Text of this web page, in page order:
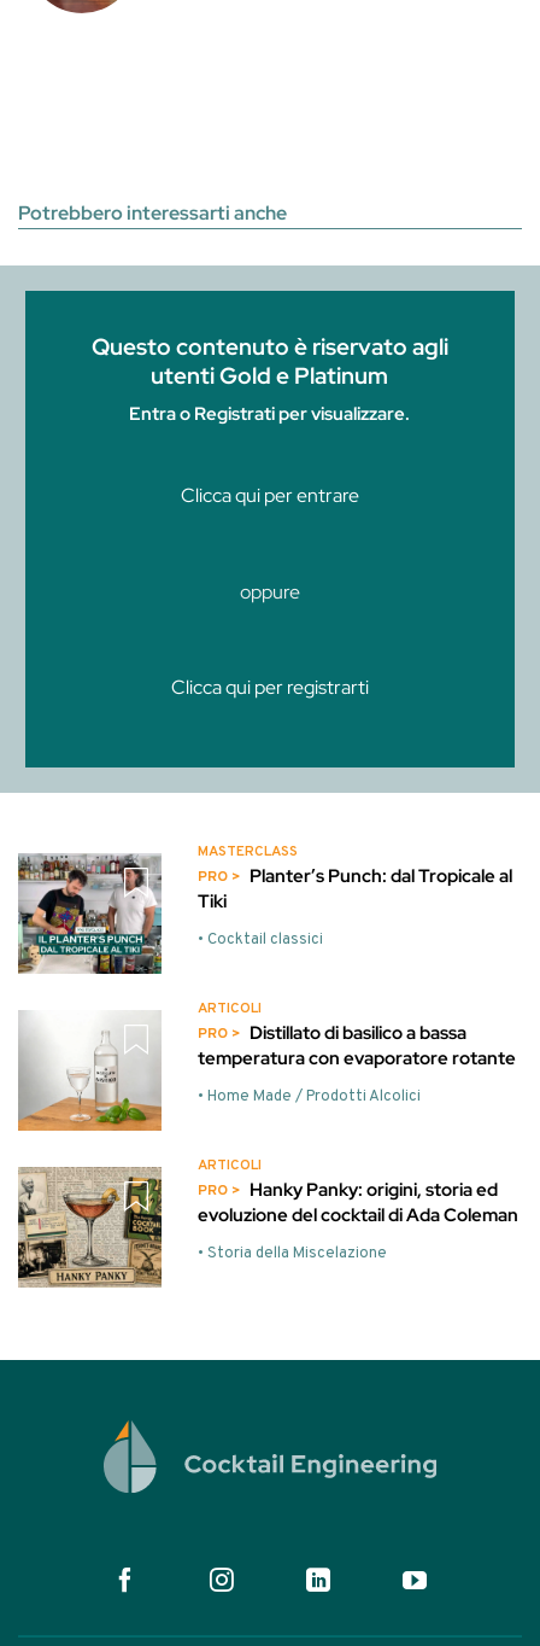
Potrebbero interessarti anche
Questo contenuto è riservato agli
utenti Gold e Platinum
Entra o Registrati per visualizzare.
Clicca qui per entrare
oppure
Clicca qui per registrarti
MASTERCLASS
Planter’s Punch: dal Tropicale al
Tiki
• Cocktail classici
ARTICOLI
Distillato di basilico a bassa
temperatura con evaporatore rotante
• Home Made / Prodotti Alcolici
ARTICOLI
Hanky Panky: origini, storia ed
evoluzione del cocktail di Ada Coleman
• Storia della Miscelazione